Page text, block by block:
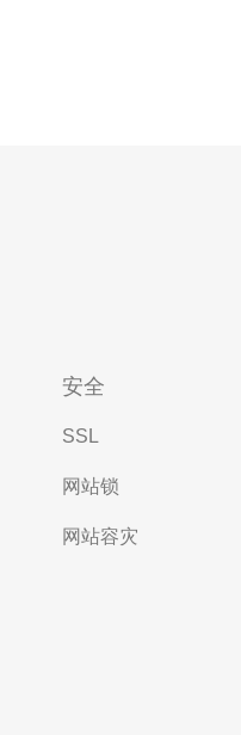
安全
SSL
网站锁
网站容灾